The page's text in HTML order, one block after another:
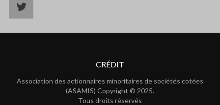
CRÉDIT
Association des actionnaires minoritaires de sociétés cotées
(ASAMIS) Copyright © 2025.
Tous droits réservés